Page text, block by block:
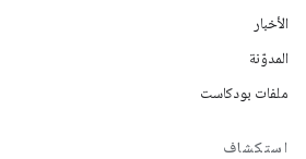
الأخبار
المدوّنة
ملفات بودكاست
استكشاف